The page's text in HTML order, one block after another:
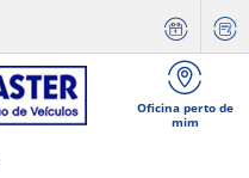
Oficina perto de
mim